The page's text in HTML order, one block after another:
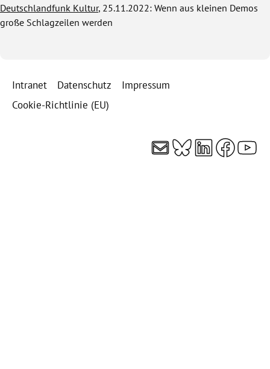
Deutschlandfunk Kultur, 25.11.2022:Wenn aus kleinen Demos
große Schlagzeilen werden
Intranet Datenschutz
Impressum
Cookie-Richtlinie (EU)
E-MailBluesky